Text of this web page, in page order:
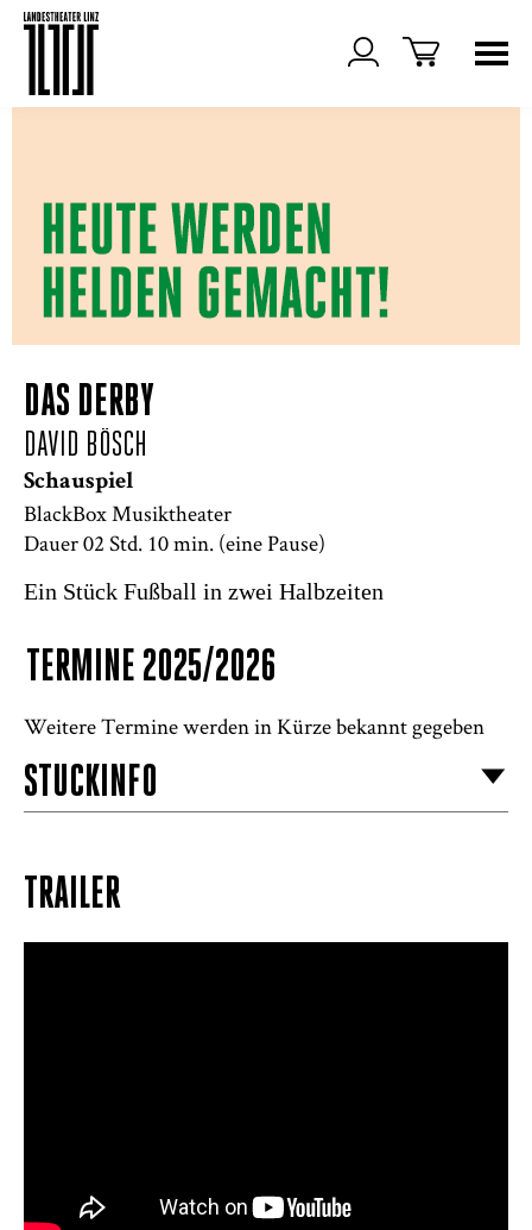
DAS DERBY
DAVID BÖSCH
Schauspiel
BlackBox Musiktheater
Dauer 02 Std. 10 min. (eine Pause)
Ein Stück Fußball in zwei Halbzeiten
TERMINE 2025/2026
Weitere Termine werden in Kürze bekannt gegeben
STÜCKINFO
TRAILER